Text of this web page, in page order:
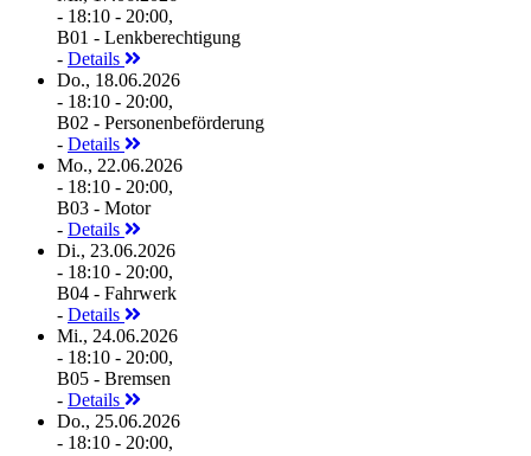
- 18:10 - 20:00,
B01 - Lenkberechtigung
- Details
Do., 18.06.2026
- 18:10 - 20:00,
B02 - Personenbeförderung
- Details
Mo., 22.06.2026
- 18:10 - 20:00,
B03 - Motor
- Details
Di., 23.06.2026
- 18:10 - 20:00,
B04 - Fahrwerk
- Details
Mi., 24.06.2026
- 18:10 - 20:00,
B05 - Bremsen
- Details
Do., 25.06.2026
- 18:10 - 20:00,